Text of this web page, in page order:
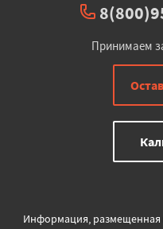
Принимаем
Информация, размещенная